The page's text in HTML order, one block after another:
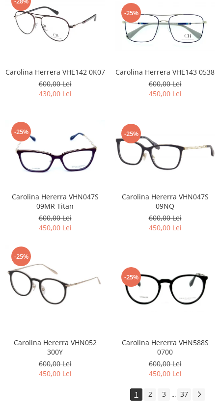
Carolina Herrera VHE142 0K07
600,00 Lei
430,00 Lei
-25%
Carolina Herrera VHE143 0538
600,00 Lei
450,00 Lei
-25%
Carolina Hererra VHN047S
09MR Titan
600,00 Lei
450,00 Lei
-25%
Carolina Hererra VHN047S
09NQ
600,00 Lei
450,00 Lei
-25%
Carolina Hererra VHN052
300Y
600,00 Lei
450,00 Lei
-25%
Carolina Hererra VHN588S
0700
600,00 Lei
450,00 Lei
1 2 3 ... 37